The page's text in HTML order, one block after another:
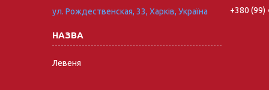
ул. Рождественская, 33, Харків, Україна
Левеня
+380 (99)